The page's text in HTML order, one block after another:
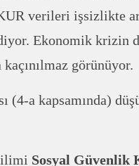
verileri işsizlikte
Ekonomik krizin
görünüyor.
(4-a kapsamında)
Sosyal Güvenlik